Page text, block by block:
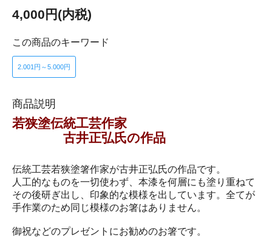
4,000円(内税)
この商品のキーワード
2.001円～5.000円
商品説明
若狭塗伝統工芸作家
古井正弘氏の作品
伝統工芸若狭塗箸作家が古井正弘氏の作品です。
人工的なものを一切使わず、本漆を何層にも塗り重ねて
その後研ぎ出し、印象的な模様を出しています。全てが
手作業のため同じ模様のお箸はありません。
御祝などのプレゼントにお勧めのお箸です。